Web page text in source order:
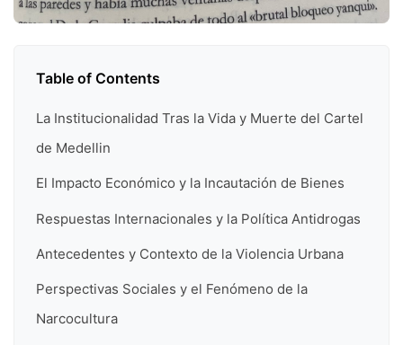
Table of Contents
La Institucionalidad Tras la Vida y Muerte del Cartel
de Medellin
El Impacto Económico y la Incautación de Bienes
Respuestas Internacionales y la Política Antidrogas
Antecedentes y Contexto de la Violencia Urbana
Perspectivas Sociales y el Fenómeno de la
Narcocultura